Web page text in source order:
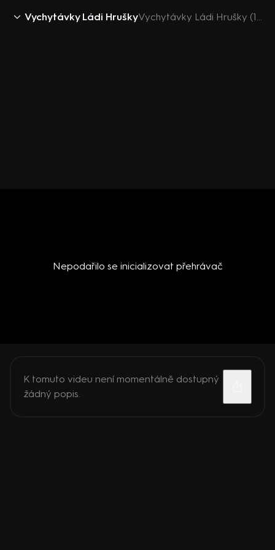
Vychytávky Ládi Hrušky Vychytávky Ládi Hrušky (13) - upoutávka
Nepodařilo se inicializovat přehrávač
K tomuto videu není momentálně dostupný
žádný popis.